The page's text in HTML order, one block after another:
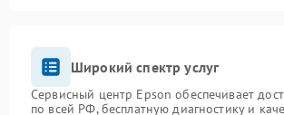
Широкий спектр услуг
Сервисный центр Epson обеспечивает
по всей РФ, бесплатную диагностику и